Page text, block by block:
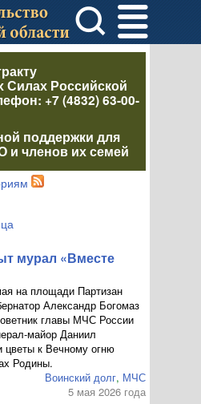
Российской
+7 (4832) 63-00-
поддержки для
и членов их семей
мурал «Вместе
на площади Партизан
Александр Богомаз
главы МЧС России
майор Даниил
цветы к Вечному огню
Родины.
Воинский долг, МЧС
5 мая 2026 года